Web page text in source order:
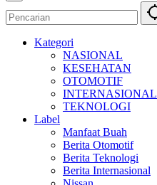
Kategori
NASIONAL
KESEHATAN
OTOMOTIF
INTERNASIONAL
TEKNOLOGI
Label
Manfaat Buah
Berita Otomotif
Berita Teknologi
Berita Internasional